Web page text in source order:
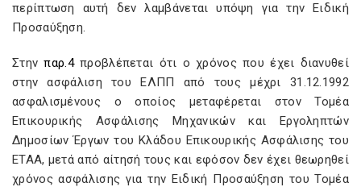
περίπτωση αυτή δεν λαμβάνεται υπόψη για την Ειδική
Προσαύξηση.
Στηνπαρ.4προβλέπεται ότι ο χρόνος που έχει διανυθεί
στην ασφάλιση του ΕΛΠΠ από τους μέχρι 31.12.1992
ασφαλισμένους ο οποίος μεταφέρεται στον Τομέα
Επικουρικής Ασφάλισης Μηχανικών και Εργοληπτών
Δημοσίων Έργων του Κλάδου Επικουρικής Ασφάλισης του
ΕΤΑΑ, μετά από αίτησή τους και εφόσον δεν έχει θεωρηθεί
χρόνος ασφάλισης για την Ειδική Προσαύξηση του Τομέα